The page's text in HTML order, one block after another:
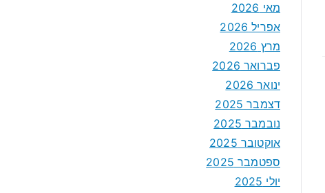
מאי 2026
אפריל 2026
מרץ 2026
פברואר 2026
ינואר 2026
דצמבר 2025
נובמבר 2025
אוקטובר 2025
ספטמבר 2025
יולי 2025